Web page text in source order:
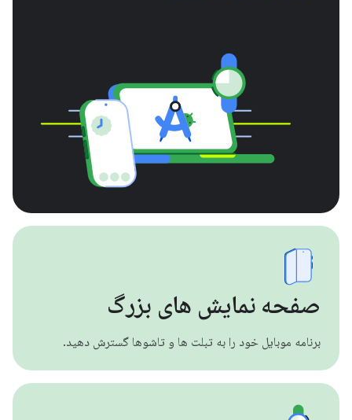
صفحه نمایش های بزرگ
برنامه موبایل خود را به تبلت ها و تاشوها گسترش دهید.